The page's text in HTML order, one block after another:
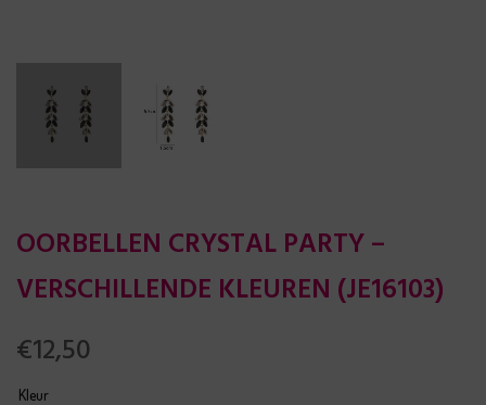
OORBELLEN CRYSTAL PARTY –
VERSCHILLENDE KLEUREN (JE16103)
€12,50
Kleur